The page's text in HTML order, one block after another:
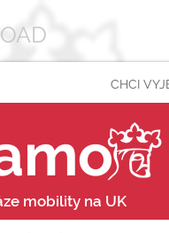
CHCI
mobility na UK